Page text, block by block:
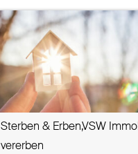
Sterben & Erben,VSW
vererben